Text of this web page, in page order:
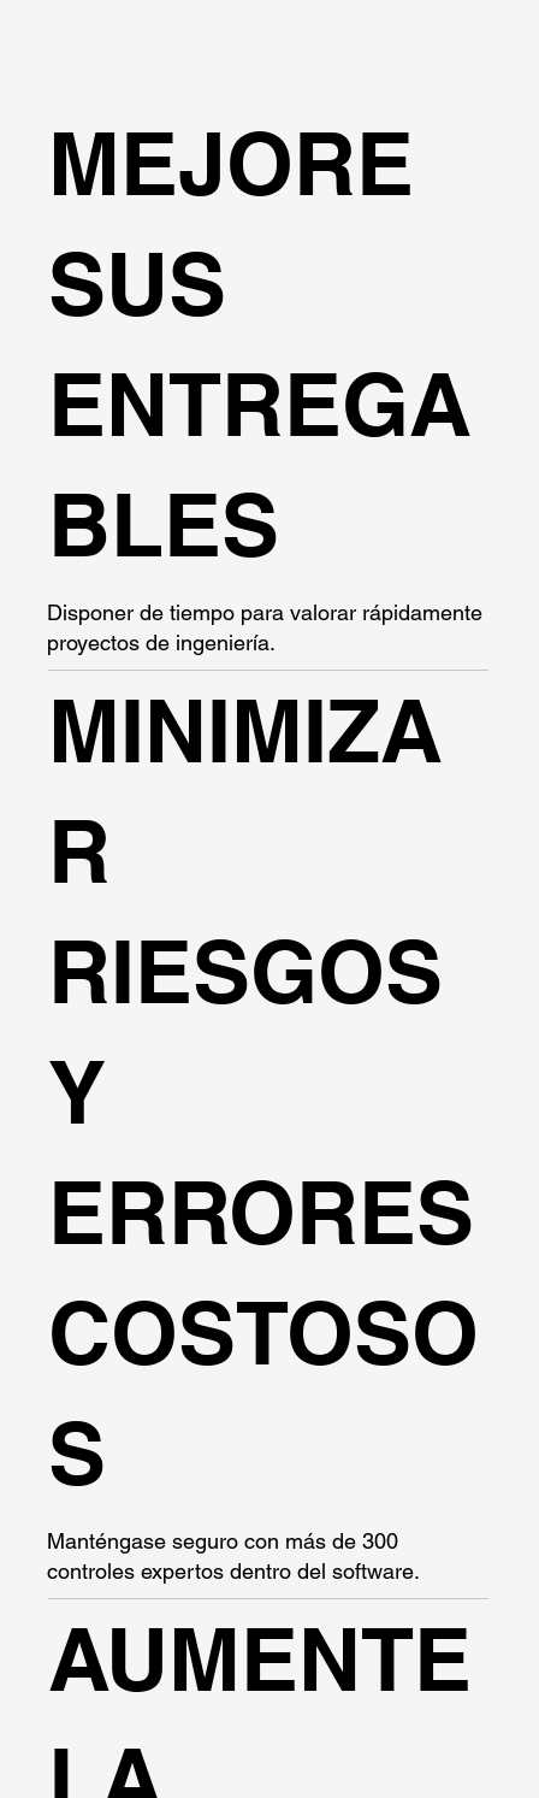
MEJORE
SUS
ENTREGA
BLES
Disponer de tiempo para valorar rápidamente
proyectos de ingeniería.
MINIMIZA
R
RIESGOS
Y
ERRORES
COSTOSO
S
Manténgase seguro con más de 300
controles expertos dentro del software.
AUMENTE